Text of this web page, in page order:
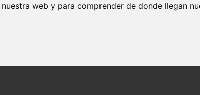
web y para comprender de donde llegan